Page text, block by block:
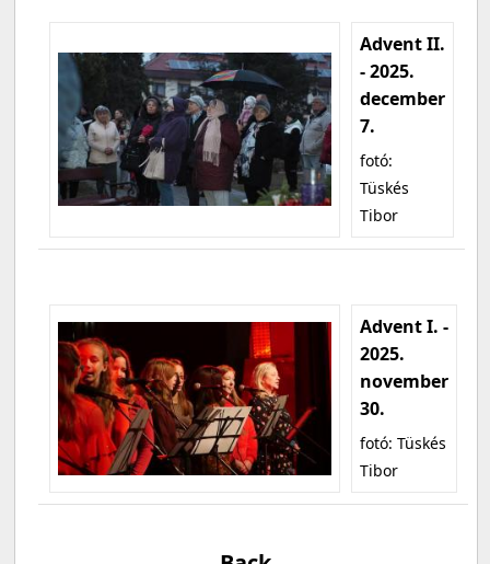
Advent II.
- 2025.
december
7.
fotó:
Tüskés
Tibor
Advent I. -
2025.
november
30.
fotó: Tüskés
Tibor